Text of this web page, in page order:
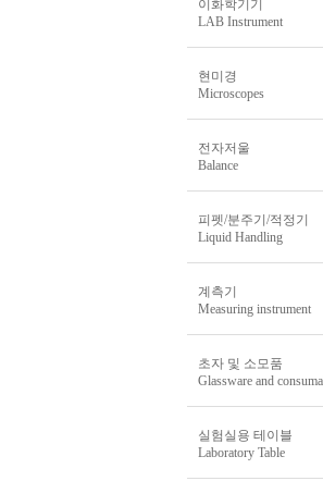
이화학기기
LAB Instrument
현미경
Microscopes
전자저울
Balance
피펫/분주기/적정기
Liquid Handling
계측기
Measuring instrument
초자 및 소모품
Glassware and
실험실용 테이블
Laboratory Table